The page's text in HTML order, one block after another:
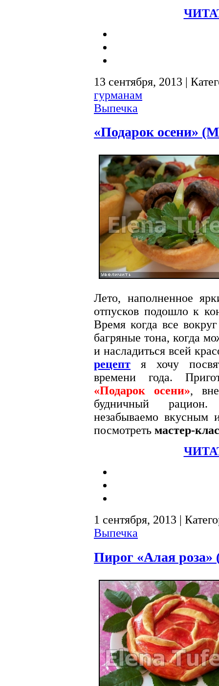
13 сентября, 2013 |
гурманам
Выпечка
«Подарок осени»
Лето, наполненное
отпусков подошло к
Время когда все
багряные тона, когда
и насладиться всей
рецепт я хочу
времени года.
«Подарок осени»,
будничный
незабываемо
посмотреть мастер-
1 сентября, 2013 |
Выпечка
Пирог «Алая